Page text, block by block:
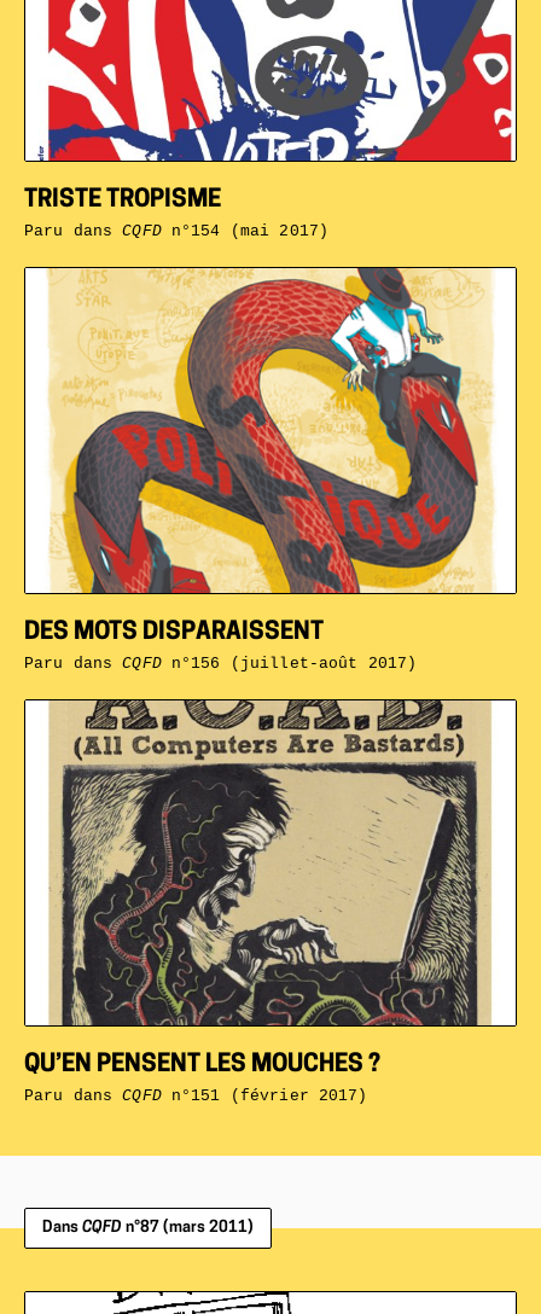
QU’EN PENSENT LES MOUCHES ?
Paru dansCQFDn°151 (février 2017)
DES MOTS DISPARAISSENT
Paru dansCQFDn°156 (juillet-août 2017)
TRISTE TROPISME
Paru dansCQFDn°154 (mai 2017)
Dans CQFD n°87 (mars 2011)